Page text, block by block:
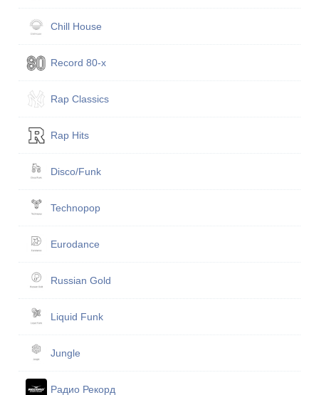
Chill House
Record 80-х
Rap Classics
Rap Hits
Disco/Funk
Technopop
Eurodance
Russian Gold
Liquid Funk
Jungle
Радио Рекорд